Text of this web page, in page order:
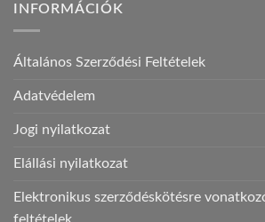
INFORMÁCIÓK
Általános Szerződési Feltételek
Adatvédelem
Jogi nyilatkozat
Elállási nyilatkozat
Elektronikus szerződéskötésre